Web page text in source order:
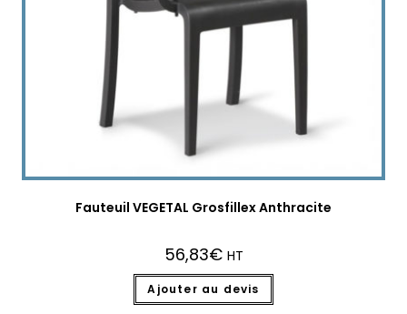
Fauteuil VEGETAL Grosfillex Anthracite
56,83€ HT
Ajouter au devis